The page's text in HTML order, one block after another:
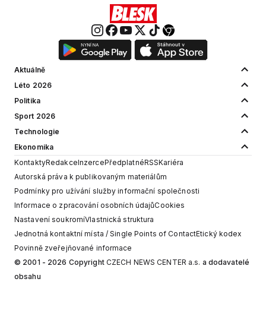
Aktuálně
Léto 2026
Politika
Sport 2026
Technologie
Ekonomika
KontaktyRedakceInzercePředplatnéRSSKariéra
Autorská práva k publikovaným materiálům
Podmínky pro užívání služby informační společnosti
Informace o zpracování osobních údajůCookies
Nastavení soukromíVlastnická struktura
Jednotná kontaktní místa / Single Points of ContactEtický kodex
Povinně zveřejňované informace
© 2001 - 2026 Copyright CZECH NEWS CENTER a.s. a dodavatelé
obsahu